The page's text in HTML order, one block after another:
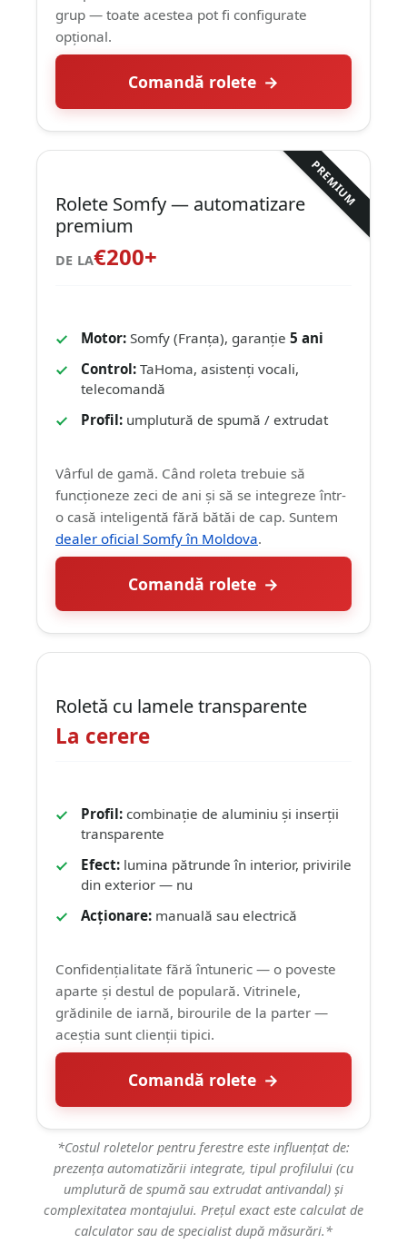
grup — toate acestea pot fi configurate
opțional.
Comandă rolete
PREMIUM
Rolete Somfy — automatizare
premium
DE LA€200+
Motor: Somfy (Franța), garanție 5 ani
Control: TaHoma, asistenți vocali,
telecomandă
Profil: umplutură de spumă / extrudat
Vârful de gamă. Când roleta trebuie să
funcționeze zeci de ani și să se integreze într-
o casă inteligentă fără bătăi de cap. Suntem
dealer oficial Somfy în Moldova.
Comandă rolete
Roletă cu lamele transparente
La cerere
Profil: combinație de aluminiu și inserții
transparente
Efect: lumina pătrunde în interior, privirile
din exterior — nu
Acționare: manuală sau electrică
Confidențialitate fără întuneric — o poveste
aparte și destul de populară. Vitrinele,
grădinile de iarnă, birourile de la parter —
aceștia sunt clienții tipici.
Comandă rolete
*Costul roletelor pentru ferestre este influențat de:
prezența automatizării integrate, tipul profilului (cu
umplutură de spumă sau extrudat antivandal) și
complexitatea montajului. Prețul exact este calculat de
calculator sau de specialist după măsurări.*